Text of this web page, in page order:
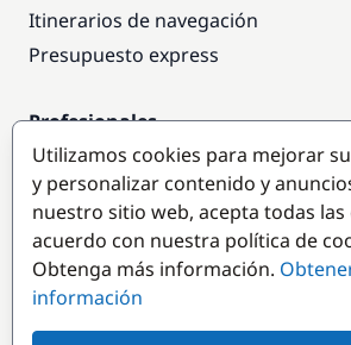
Itinerarios de navegación
Presupuesto express
Profesionales
Acceso empresas
Colaborar como empresa
Destinos populares
Utilizamos cookies para mejorar
y personalizar contenido y
nuestro sitio web, acepta todas las
acuerdo con nuestra política de
Obtenga más información.
información